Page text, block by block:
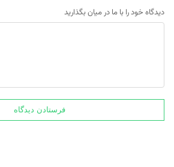
دیدگاه خود را با ما در میان بگذارید